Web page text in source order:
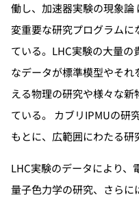
働し、加速器実験の現象論
変重要な研究プログラムに
ている。LHC実験の大量の
なデータが標準模型やそれ
える物理の研究や様々な
ている。 カブリIPMUの研
もとに、広範囲にわたる研
LHC実験のデータにより、
量子色力学の研究、さら